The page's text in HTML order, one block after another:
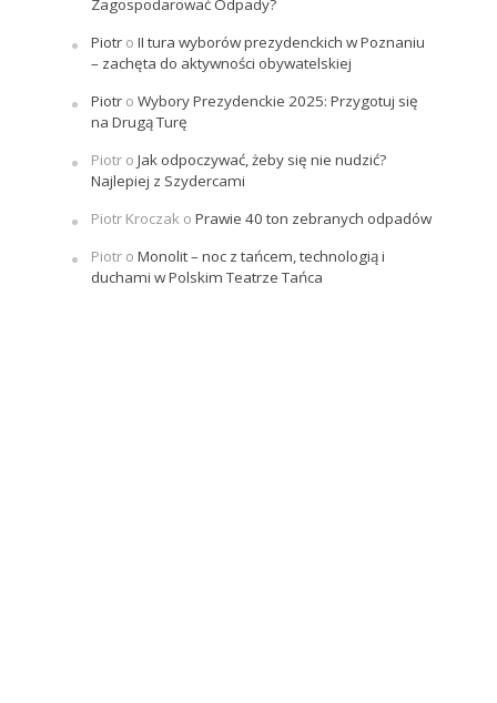
Zagospodarować Odpady?
Piotro II tura wyborów prezydenckich w Poznaniu
– zachęta do aktywności obywatelskiej
Piotro Wybory Prezydenckie 2025: Przygotuj się
na Drugą Turę
Piotro Jak odpoczywać, żeby się nie nudzić?
Najlepiej z Szydercami
Piotr Kroczako Prawie 40 ton zebranych odpadów
Piotro Monolit – noc z tańcem, technologią i
duchami w Polskim Teatrze Tańca